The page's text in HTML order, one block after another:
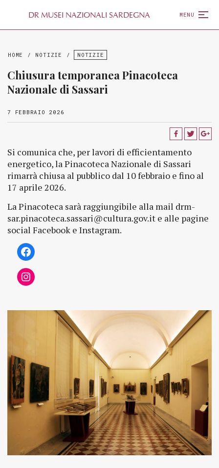
DR MUSEI NAZIONALI SARDEGNA MENU
HOME / NOTIZIE / NOTIZIE
Chiusura temporanea Pinacoteca
Nazionale di Sassari
7 FEBBRAIO 2026
Si comunica che, per lavori di efficientamento
energetico, la Pinacoteca Nazionale di Sassari
rimarrà chiusa al pubblico dal 10 febbraio e fino al
17 aprile 2026.
La Pinacoteca sarà raggiungibile alla mail drm-
sar.pinacoteca.sassari@cultura.gov.it e alle pagine
social Facebook e Instagram.